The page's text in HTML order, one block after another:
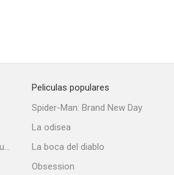
Stuart no consigue salvar el universo
Peliculas populares
Spider-Man: Brand New Day
La odisea
La boca del diablo
Obsession